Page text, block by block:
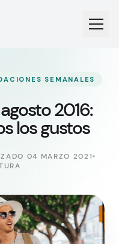
SEMANALES
2016:
los gustos
04 MARZO 2021